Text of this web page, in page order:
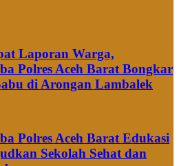
Laporan Warga,
Polres Aceh Barat Bongkar
di Arongan Lambalek
Polres Aceh Barat Edukasi
Sekolah Sehat dan